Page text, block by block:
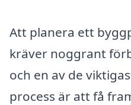
Att planera ett
kräver noggrant
och en av de
process är att få